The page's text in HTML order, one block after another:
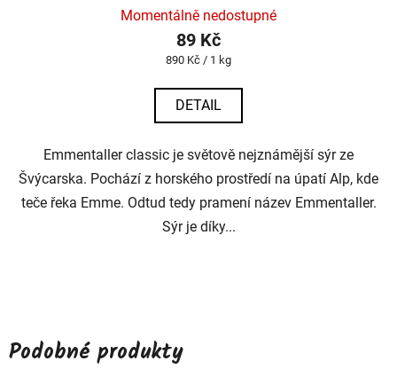
Momentálně nedostupné
89 Kč
Měrná
890 Kč / 1 kg
DETAIL
Emmentaller classic je světově nejznámější sýr ze
Švýcarska. Pochází z horského prostředí na úpatí Alp, kde
teče řeka Emme. Odtud tedy pramení název Emmentaller.
Sýr je díky...
Podobné produkty